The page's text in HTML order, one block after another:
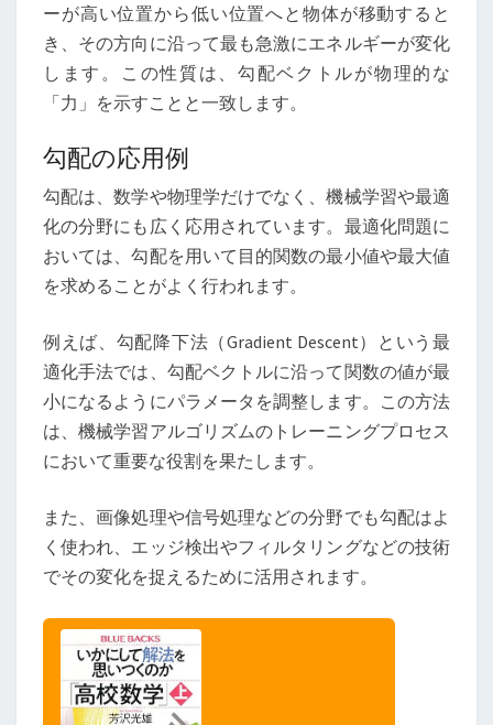
ーが高い位置から低い位置へと物体が移動すると
き、その方向に沿って最も急激にエネルギーが変化
します。この性質は、勾配ベクトルが物理的な
「力」を示すことと一致します。
勾配の応用例
勾配は、数学や物理学だけでなく、機械学習や最適
化の分野にも広く応用されています。最適化問題に
おいては、勾配を用いて目的関数の最小値や最大値
を求めることがよく行われます。
例えば、勾配降下法（Gradient Descent）という最
適化手法では、勾配ベクトルに沿って関数の値が最
小になるようにパラメータを調整します。この方法
は、機械学習アルゴリズムのトレーニングプロセス
において重要な役割を果たします。
また、画像処理や信号処理などの分野でも勾配はよ
く使われ、エッジ検出やフィルタリングなどの技術
でその変化を捉えるために活用されます。